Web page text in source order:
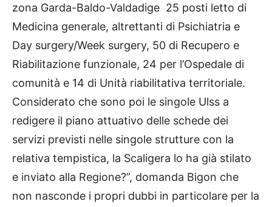
zona Garda-Baldo-Valdadige 25 posti letto di
Medicina generale, altrettanti di Psichiatria e
Day surgery/Week surgery, 50 di Recupero e
Riabilitazione funzionale, 24 per l’Ospedale di
comunità e 14 di Unità riabilitativa territoriale.
Considerato che sono poi le singole Ulss a
redigere il piano attuativo delle schede dei
servizi previsti nelle singole strutture con la
relativa tempistica, la Scaligera lo ha già stilato
e inviato alla Regione?”, domanda Bigon che
non nasconde i propri dubbi in particolare per la